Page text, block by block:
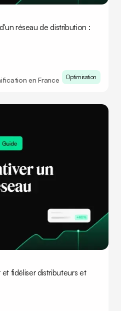
réseau de distribution :
en France
Optimisation
fidéliser distributeurs et